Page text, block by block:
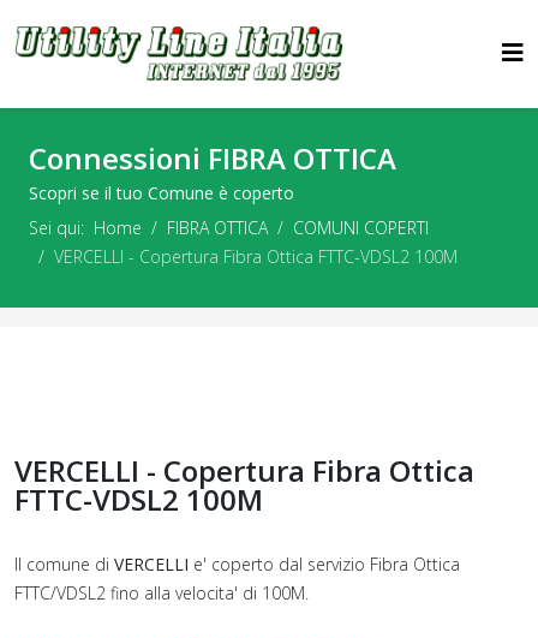
Connessioni FIBRA OTTICA
Scopri se il tuo Comune è coperto
Sei qui: Home FIBRA OTTICA
COMUNI COPERTI
VERCELLI - Copertura Fibra Ottica FTTC-VDSL2 100M
VERCELLI - Copertura Fibra Ottica
FTTC-VDSL2 100M
Il comune di VERCELLI e' coperto dal servizio Fibra Ottica
FTTC/VDSL2 fino alla velocita' di 100M.